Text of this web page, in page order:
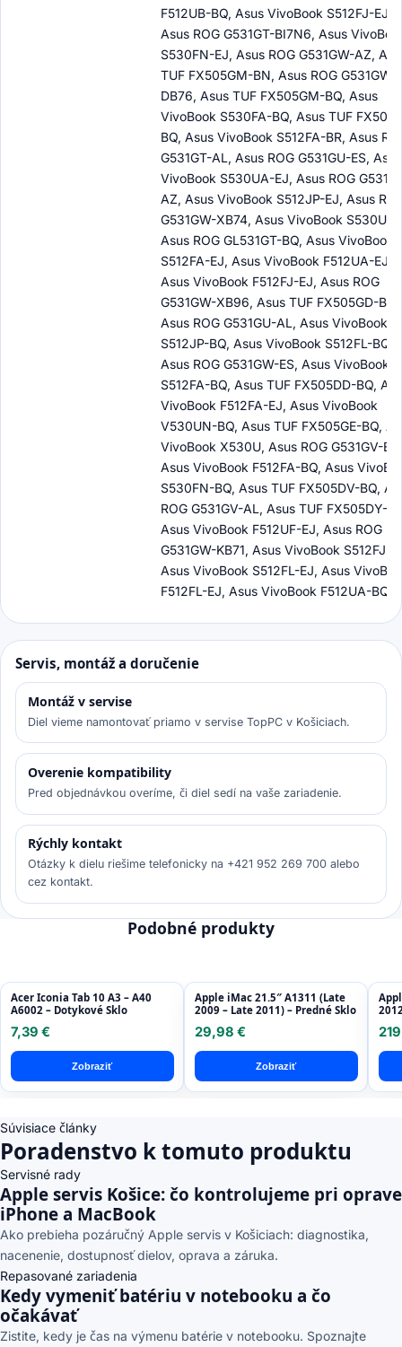
F512UB-BQ, Asus VivoBook S512FJ-EJ,
Asus ROG G531GT-BI7N6, Asus
S530FN-EJ, Asus ROG G531GW-AZ,
TUF FX505GM-BN, Asus ROG G531GW-
DB76, Asus TUF FX505GM-BQ, Asus
VivoBook S530FA-BQ, Asus TUF
BQ, Asus VivoBook S512FA-BR, Asus
G531GT-AL, Asus ROG G531GU-ES, Asus
VivoBook S530UA-EJ, Asus ROG
AZ, Asus VivoBook S512JP-EJ, Asus
G531GW-XB74, Asus VivoBook S530UF-
Asus ROG GL531GT-BQ, Asus VivoBook
S512FA-EJ, Asus VivoBook F512UA-EJ,
Asus VivoBook F512FJ-EJ, Asus ROG
G531GW-XB96, Asus TUF FX505GD-BQ,
Asus ROG G531GU-AL, Asus VivoBook
S512JP-BQ, Asus VivoBook S512FL-BQ,
Asus ROG G531GW-ES, Asus VivoBook
S512FA-BQ, Asus TUF FX505DD-BQ,
VivoBook F512FA-EJ, Asus VivoBook
V530UN-BQ, Asus TUF FX505GE-BQ,
VivoBook X530U, Asus ROG G531GV-ES,
Asus VivoBook F512FA-BQ, Asus
S530FN-BQ, Asus TUF FX505DV-BQ,
ROG G531GV-AL, Asus TUF FX505DY-
Asus VivoBook F512UF-EJ, Asus ROG
G531GW-KB71, Asus VivoBook S512FJ-
Asus VivoBook S512FL-EJ, Asus
F512FL-EJ, Asus VivoBook F512UA-BQ
Servis, montáž a doručenie
Montáž v servise
Diel vieme namontovať priamo v servise TopPC v Košiciach.
Overenie kompatibility
Pred objednávkou overíme, či diel sedí na vaše zariadenie.
Rýchly kontakt
Otázky k dielu riešime telefonicky na +421 952 269 700 alebo
cez kontakt.
Podobné produkty
Acer Iconia Tab 10 A3 – A40
A6002 – Dotykové Sklo
7,39 €
Zobraziť
Apple iMac 21.5″ A1311 (Late
2009 – Late 2011) – Predné Sklo
29,98 €
Zobraziť
Súvisiace články
Poradenstvo k tomuto produktu
Servisné rady
Apple servis Košice: čo kontrolujeme pri oprave
iPhone a MacBook
Ako prebieha pozáručný Apple servis v Košiciach: diagnostika,
nacenenie, dostupnosť dielov, oprava a záruka.
Repasované zariadenia
Kedy vymeniť batériu v notebooku a čo
očakávať
Zistite, kedy je čas na výmenu batérie v notebooku. Spoznajte